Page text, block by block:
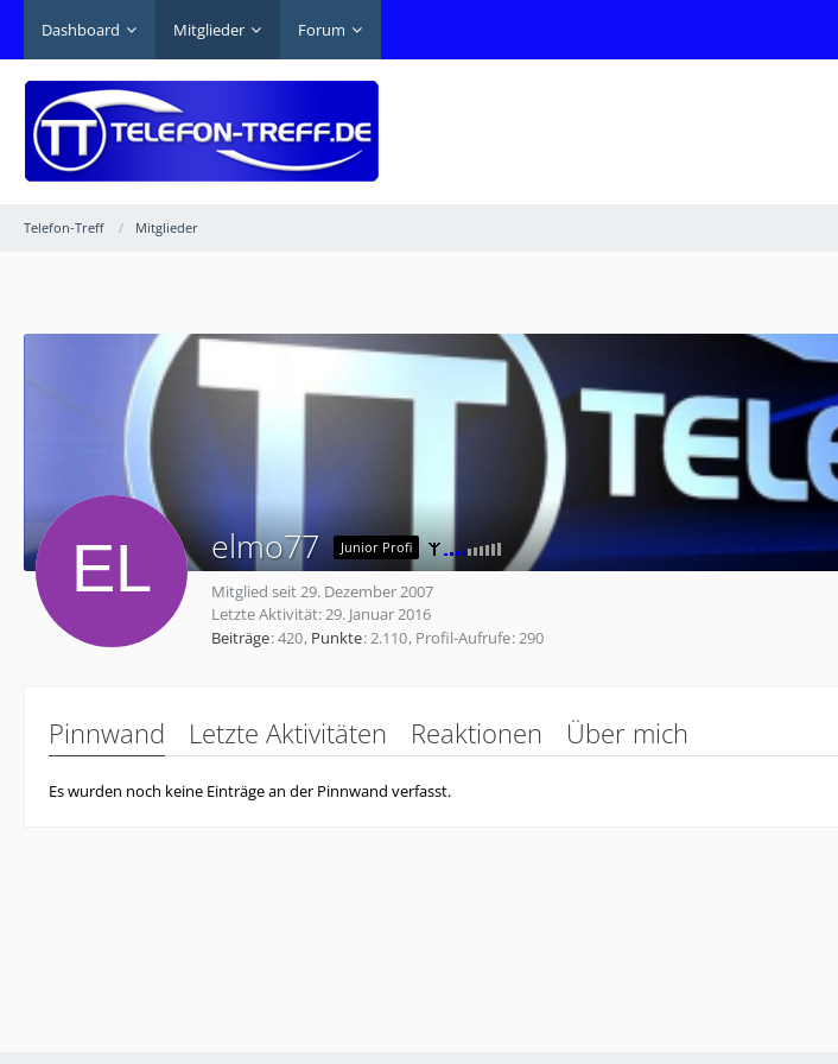
Dashboard Mitglieder Forum
Telefon-Treff Mitglieder
elmo77 Junior Profi
Mitglied seit 29. Dezember 2007
Letzte Aktivität:29. Januar 2016
Beiträge 420 Punkte 2.110 Profil-Aufrufe 290
Pinnwand Letzte Aktivitäten Reaktionen Über mich
Es wurden noch keine Einträge an der Pinnwand verfasst.